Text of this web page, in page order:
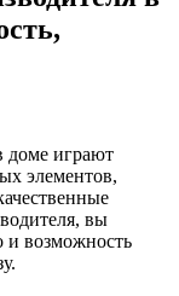
доме играют
элементов,
вы
и возможность